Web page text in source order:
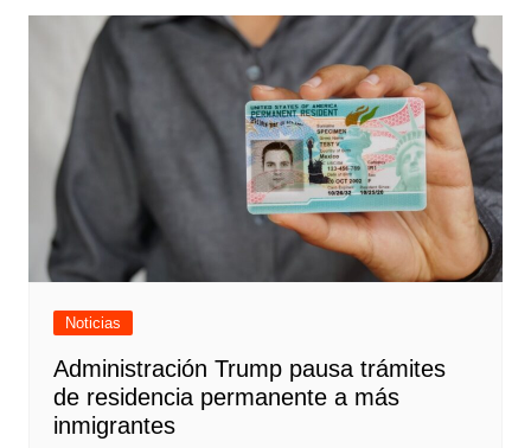
Noticias
Administración Trump pausa trámites
de residencia permanente a más
inmigrantes